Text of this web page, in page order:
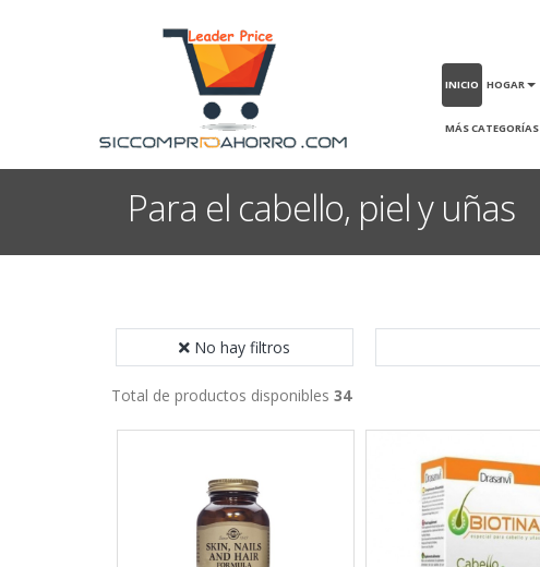
INICIO HOGAR
MÁS CATEGORÍAS
Para el cabello, piel y uñas
No hay filtros
Total de productos disponibles 34